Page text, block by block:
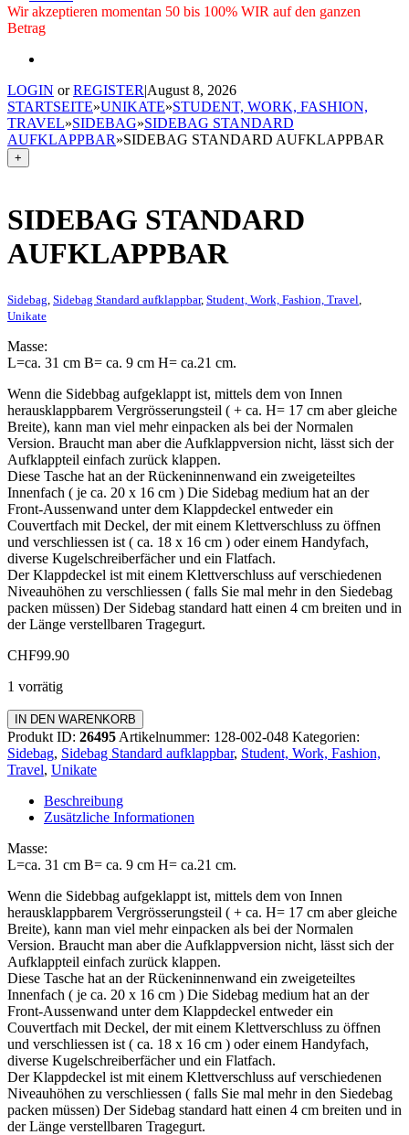
Wir akzeptieren momentan 50 bis 100% WIR auf den ganzen
Betrag
LOGIN orREGISTER|August 8, 2026
STARTSEITE»UNIKATE»STUDENT, WORK, FASHION,
TRAVEL»SIDEBAG»SIDEBAG STANDARD
AUFKLAPPBAR»SIDEBAG STANDARD AUFKLAPPBAR
+
SIDEBAG STANDARD
AUFKLAPPBAR
Sidebag Sidebag Standard aufklappbar, Student, Work, Fashion, Travel
Unikate
Masse:
L=ca. 31 cm B= ca. 9 cm H= ca.21 cm.
Wenn die Sidebbag aufgeklappt ist, mittels dem von Innen
herausklappbarem Vergrösserungsteil ( + ca. H= 17 cm aber gleiche
Breite), kann man viel mehr einpacken als bei der Normalen
Version. Braucht man aber die Aufklappversion nicht, lässt sich der
Aufklappteil einfach zurück klappen.
Diese Tasche hat an der Rückeninnenwand ein zweigeteiltes
Innenfach ( je ca. 20 x 16 cm ) Die Sidebag medium hat an der
Front-Aussenwand unter dem Klappdeckel entweder ein
Couvertfach mit Deckel, der mit einem Klettverschluss zu öffnen
und verschliessen ist ( ca. 18 x 16 cm ) oder einem Handyfach,
diverse Kugelschreiberfächer und ein Flatfach.
Der Klappdeckel ist mit einem Klettverschluss auf verschiedenen
Niveauhöhen zu verschliessen ( falls Sie mal mehr in den Siedebag
packen müssen) Der Sidebag standard hatt einen 4 cm breiten und in
der Länge verstellbaren Tragegurt.
CHF99.90
1 vorrätig
Sidebag
Standard
aufklappbar
Menge
IN DEN WARENKORB
Produkt ID: 26495 Artikelnummer: 128-002-048 Kategorien:
Sidebag, Sidebag Standard aufklappbar, Student, Work, Fashion,
Travel, Unikate
Beschreibung
Zusätzliche Informationen
Masse:
L=ca. 31 cm B= ca. 9 cm H= ca.21 cm.
Wenn die Sidebbag aufgeklappt ist, mittels dem von Innen
herausklappbarem Vergrösserungsteil ( + ca. H= 17 cm aber gleiche
Breite), kann man viel mehr einpacken als bei der Normalen
Version. Braucht man aber die Aufklappversion nicht, lässt sich der
Aufklappteil einfach zurück klappen.
Diese Tasche hat an der Rückeninnenwand ein zweigeteiltes
Innenfach ( je ca. 20 x 16 cm ) Die Sidebag medium hat an der
Front-Aussenwand unter dem Klappdeckel entweder ein
Couvertfach mit Deckel, der mit einem Klettverschluss zu öffnen
und verschliessen ist ( ca. 18 x 16 cm ) oder einem Handyfach,
diverse Kugelschreiberfächer und ein Flatfach.
Der Klappdeckel ist mit einem Klettverschluss auf verschiedenen
Niveauhöhen zu verschliessen ( falls Sie mal mehr in den Siedebag
packen müssen) Der Sidebag standard hatt einen 4 cm breiten und in
der Länge verstellbaren Tragegurt.